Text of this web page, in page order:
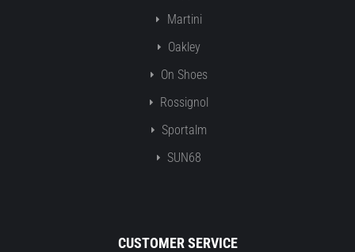
Martini
Oakley
On Shoes
Rossignol
Sportalm
SUN68
CUSTOMER SERVICE